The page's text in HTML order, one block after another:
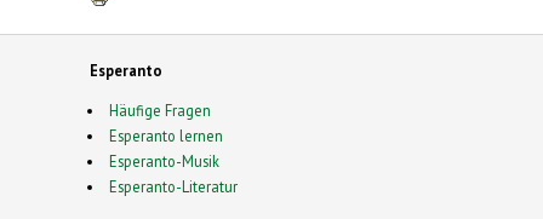
Esperanto
Häufige Fragen
Esperanto lernen
Esperanto-Musik
Esperanto-Literatur